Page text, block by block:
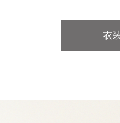
衣